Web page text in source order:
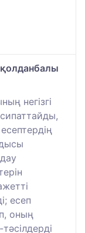
негізгі
есеп
оның